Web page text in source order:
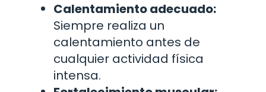
Calentamiento adecuado:
Siempre realiza un
calentamiento antes de
cualquier actividad física
intensa.